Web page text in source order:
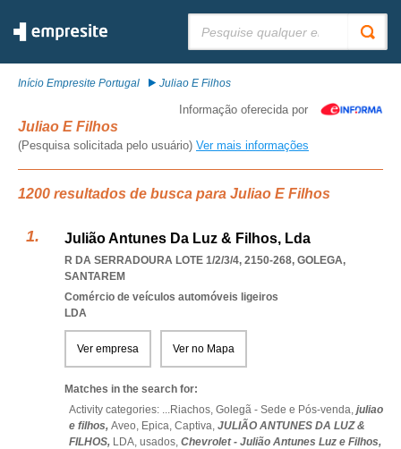
Início Empresite Portugal Juliao E Filhos
Informação oferecida por
Juliao E Filhos
(Pesquisa solicitada pelo usuário) Ver mais informações
1200 resultados de busca para Juliao E Filhos
Julião Antunes Da Luz & Filhos, Lda
R DA SERRADOURA LOTE 1/2/3/4, 2150-268, GOLEGA,
SANTAREM
Comércio de veículos automóveis ligeiros
LDA
Ver empresa Ver no Mapa
Matches in the search for:
Activity categories: ...Riachos, Golegã - Sede e Pós-venda, juliao
e filhos, Aveo, Epica, Captiva, JULIÃO ANTUNES DA LUZ &
FILHOS, LDA, usados, Chevrolet - Julião Antunes Luz e Filhos,